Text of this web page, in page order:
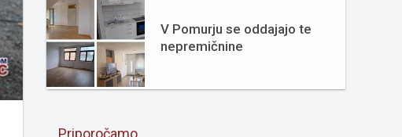
V Pomurju se oddajajo te
nepremičnine
Priporočamo